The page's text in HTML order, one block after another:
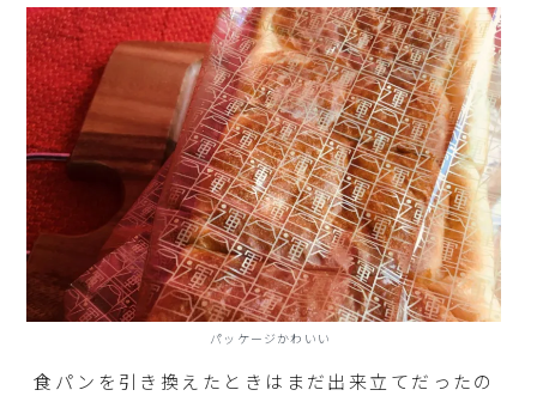
パッケージかわいい
食パンを引き換えたときはまだ出来立てだったの